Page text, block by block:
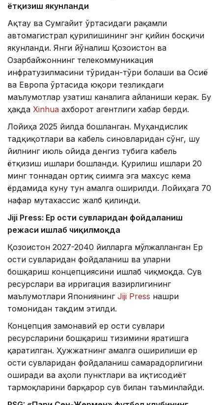
ётқизиш якунланди
Ақтау ва Сумгайит ўртасидаги рақамли
автомагистрал қурилишининг энг қийин босқичи
якунланди. Янги йўналиш Қозоғистон ва
Озарбайжоннинг телекоммуникация
инфратузилмасини тўғридан-тўғри боғлаши ва Осиё
ва Европа ўртасида юқори тезликдаги
маълумотлар узатиш каналига айланиши керак. Бу
ҳақда Xinhua ахборот агентлиги хабар берди.
Лойиҳа 2025 йилда бошланган. Муҳандислик
тадқиқотлари ва кабель синовларидан сўнг, шу
йилнинг июль ойида денгиз тубига кабель
ётқизиш ишлари бошланди. Қурилиш ишлари 20
минг тоннадан ортиқ сиғимга эга махсус кема
ёрдамида куну тун амалга оширилди. Лойиҳага 70
нафар мутахассис жалб қилинди.
Jiji Press: Ер ости сувларидан фойдаланиш
режаси ишлаб чиқилмоқда
Қозоғистон 2027-2040 йилларга мўлжалланган Ер
ости сувларидан фойдаланиш ва уларни
бошқариш концепциясини ишлаб чиқмоқда. Сув
ресурслари ва ирригация вазирлигининг
маълумотлари Япониянинг Jiji Press нашри
томонидан тақдим этилди.
Концепция замонавий ер ости сувлари
ресурсларини бошқариш тизимини яратишга
қаратилган. Ҳужжатнинг амалга оширилиши ер
ости сувларидан фойдаланиш самарадорлигини
оширади ва аҳоли пунктлари ва иқтисодиёт
тармоқларини барқарор сув билан таъминлайди.